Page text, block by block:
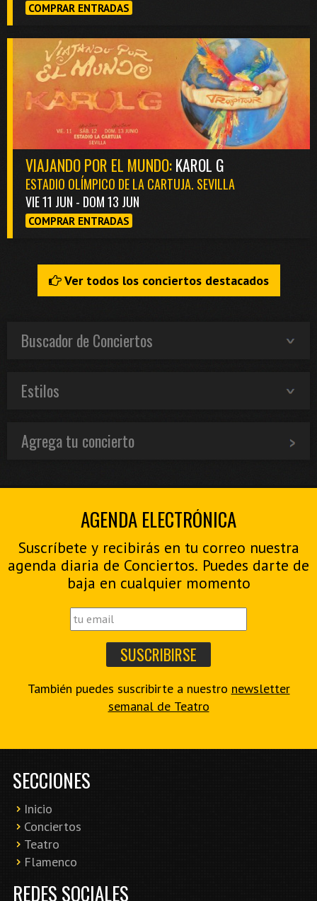
COMPRAR ENTRADAS
VIAJANDO POR EL MUNDO:KAROL G
ESTADIO OLÍMPICO DE LA CARTUJA. SEVILLA
VIE 11 JUN - DOM 13 JUN
COMPRAR ENTRADAS
Ver todos los conciertos destacados
Buscador de Conciertos
Estilos
Agrega tu concierto
AGENDA ELECTRÓNICA
Suscríbete y recibirás en tu correo nuestra
agenda diaria de Conciertos. Puedes darte de
baja en cualquier momento
También puedes suscribirte a nuestro newsletter
semanal de Teatro
SECCIONES
Inicio
Conciertos
Teatro
Flamenco
REDES SOCIALES